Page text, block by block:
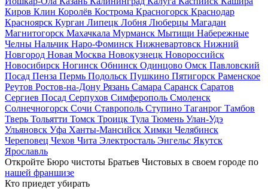
Киров Клин Королёв Кострома Красногорск Краснодар
Красноярск Курган Липецк Лобня Люберцы Магадан
Магнитогорск Махачкала Мурманск Мытищи Набережные
Челны Нальчик Наро-Фоминск Нижневартовск Нижний
Новгород Новая Москва Новокузнецк Новороссийск
Новосибирск Ногинск Обнинск Одинцово Омск Павловский
Посад Пенза Пермь Подольск Пушкино Пятигорск Раменское
Реутов Ростов-на-Дону Рязань Самара Саранск Саратов
Сергиев Посад Серпухов Симферополь Смоленск
Солнечногорск Сочи Ставрополь Ступино Таганрог Тамбов
Тверь Тольятти Томск Троицк Тула Тюмень Улан-Удэ
Ульяновск Уфа Ханты-Мансийск Химки Челябинск
Череповец Чехов Чита Электросталь Энгельс Якутск
Ярославль
Откройте Бюро чистоты Братьев Чистовых в своем городе по
нашей франшизе
Кто приедет убирать